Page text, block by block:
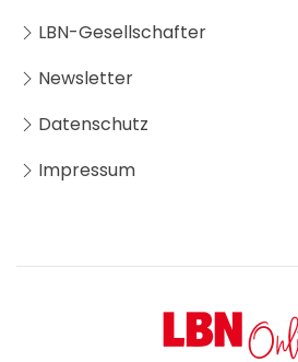
LBN-Gesellschafter
Newsletter
Datenschutz
Impressum